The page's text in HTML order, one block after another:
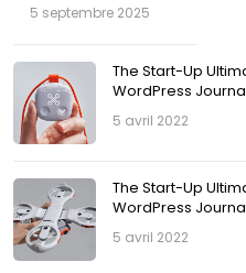
5 septembre 2025
The Start-Up
WordPress
5 avril 2022
The Start-Up
WordPress
5 avril 2022